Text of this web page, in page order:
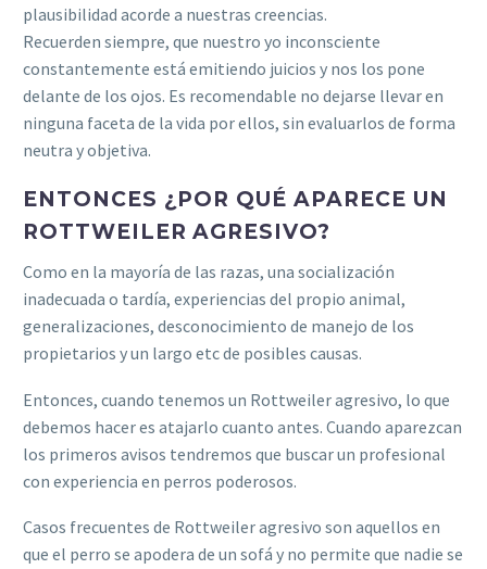
plausibilidad acorde a nuestras creencias.
Recuerden siempre, que nuestro yo inconsciente
constantemente está emitiendo juicios y nos los pone
delante de los ojos. Es recomendable no dejarse llevar en
ninguna faceta de la vida por ellos, sin evaluarlos de forma
neutra y objetiva.
ENTONCES ¿POR QUÉ APARECE UN
ROTTWEILER AGRESIVO?
Como en la mayoría de las razas, una socialización
inadecuada o tardía, experiencias del propio animal,
generalizaciones, desconocimiento de manejo de los
propietarios y un largo etc de posibles causas.
Entonces, cuando tenemos un Rottweiler agresivo, lo que
debemos hacer es atajarlo cuanto antes. Cuando aparezcan
los primeros avisos tendremos que buscar un profesional
con experiencia en perros poderosos.
Casos frecuentes de Rottweiler agresivo son aquellos en
que el perro se apodera de un sofá y no permite que nadie se